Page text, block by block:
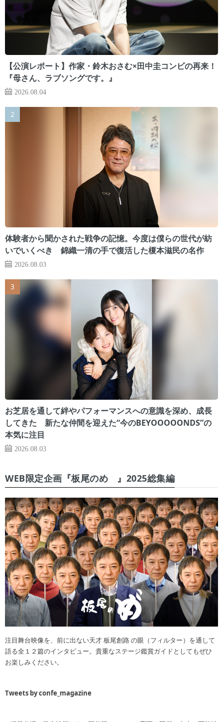
【公演レポート】作家・鈴木おさむ×田中圭コンビの再来！
『母さん、ラブソングです。』
2026.08.04
体験者から聞かされた戦争の記憶。今度は僕らの世代が紡
いでいくべき 錦織一清の手で復活した榎本滋民の名作
2026.08.03
お芝居を通して絆やパフォーマンスへの意識を深め、成長
してきた 新たな仲間を迎えた“今のBEYOOOOONDS”の
本気に注目
2026.08.03
WEB限定企画『板尾のめ゙』2025総集編
注目舞台映像を、前に出ない天才 板尾創路 の眼（フィルター）を通して
語る全１２篇のインタビュー。貴重なステージ鑑賞ガイドとしてもぜひ
お楽しみください。
Tweets by confe_magazine